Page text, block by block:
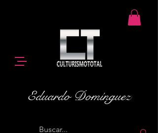
Eduardo Domínguez